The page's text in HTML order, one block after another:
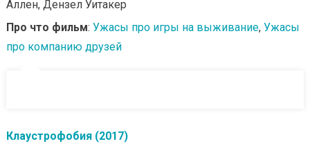
Аллен, Дензел Уитакер
Про что фильм: Ужасы про игры на выживание, Ужасы
про компанию друзей
Клаустрофобия (2017)